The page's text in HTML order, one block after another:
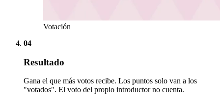
Votación
04
Resultado
Gana el que más votos recibe. Los puntos solo van a los
"votados". El voto del propio introductor no cuenta.